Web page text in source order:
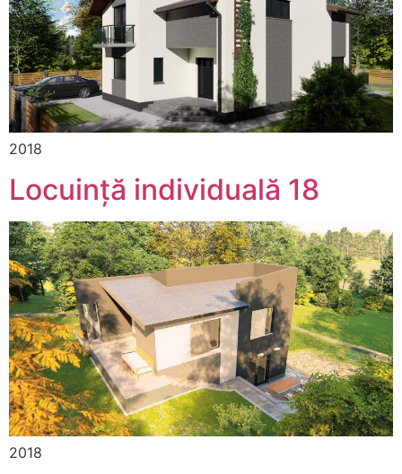
2018
Locuință individuală 18
2018